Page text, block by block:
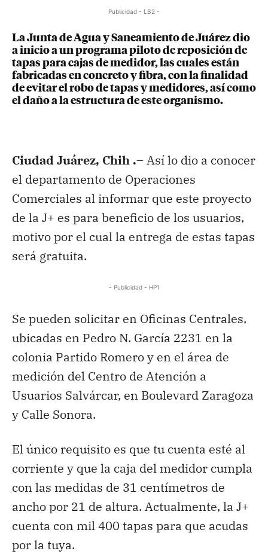
Publicidad - LB2 -
La Junta de Agua y Saneamiento de Juárez dio
a inicio a un programa piloto de reposición de
tapas para cajas de medidor, las cuales están
fabricadas en concreto y fibra, con la finalidad
de evitar el robo de tapas y medidores, así como
el daño a la estructura de este organismo.
Ciudad Juárez, Chih .– Así lo dio a conocer
el departamento de Operaciones
Comerciales al informar que este proyecto
de la J+ es para beneficio de los usuarios,
motivo por el cual la entrega de estas tapas
será gratuita.
- Publicidad - HP1
Se pueden solicitar en Oficinas Centrales,
ubicadas en Pedro N. García 2231 en la
colonia Partido Romero y en el área de
medición del Centro de Atención a
Usuarios Salvárcar, en Boulevard Zaragoza
y Calle Sonora.
El único requisito es que tu cuenta esté al
corriente y que la caja del medidor cumpla
con las medidas de 31 centímetros de
ancho por 21 de altura. Actualmente, la J+
cuenta con mil 400 tapas para que acudas
por la tuya.